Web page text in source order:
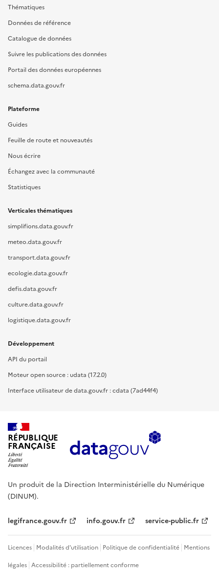
Thématiques
Données de référence
Catalogue de données
Suivre les publications des données
Portail des données européennes
schema.data.gouv.fr
Plateforme
Guides
Feuille de route et nouveautés
Nous écrire
Échangez avec la communauté
Statistiques
Verticales thématiques
simplifions.data.gouv.fr
meteo.data.gouv.fr
transport.data.gouv.fr
ecologie.data.gouv.fr
defis.data.gouv.fr
culture.data.gouv.fr
logistique.data.gouv.fr
Développement
API du portail
Moteur open source : udata (17.2.0)
Interface utilisateur de data.gouv.fr : cdata (7ad44f4)
RÉPUBLIQUE
FRANÇAISE
Un produit de la Direction Interministérielle du Numérique
(DINUM).
legifrance.gouv.fr info.gouv.fr service-public.fr
Licences Modalités d'utilisation Politique de confidentialité Mentions
légales Accessibilité : partiellement conforme